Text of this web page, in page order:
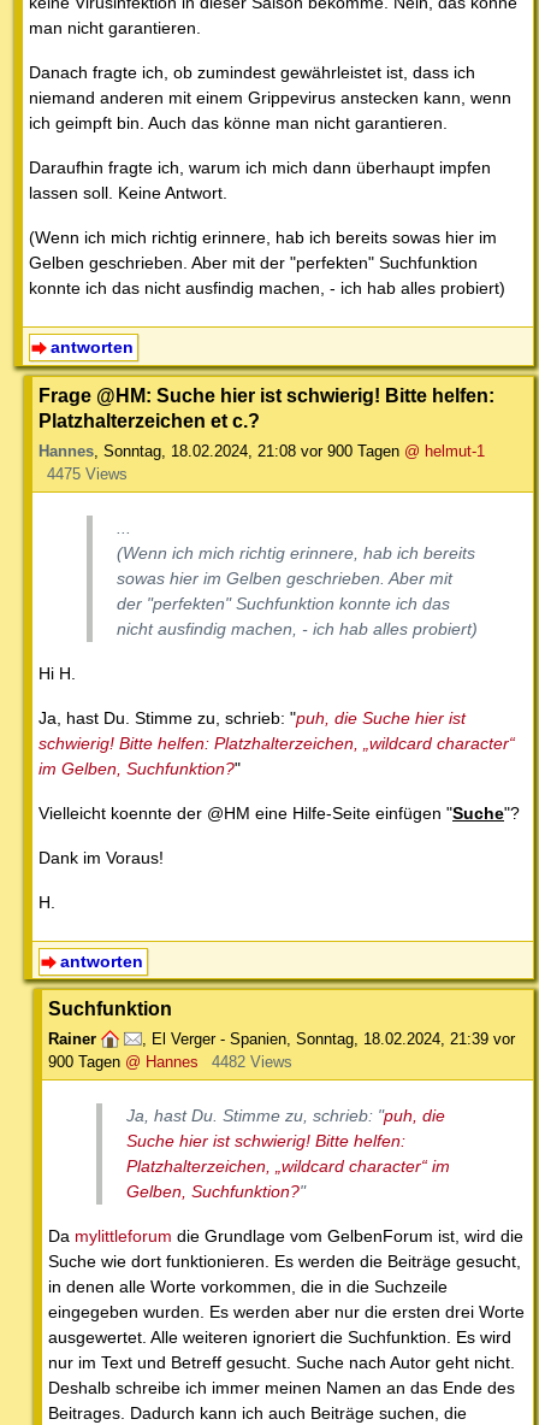
man nicht garantieren.
Danach fragte ich, ob zumindest gewährleistet ist, dass ich
niemand anderen mit einem Grippevirus anstecken kann, wenn
ich geimpft bin. Auch das könne man nicht garantieren.
Daraufhin fragte ich, warum ich mich dann überhaupt impfen
lassen soll. Keine Antwort.
(Wenn ich mich richtig erinnere, hab ich bereits sowas hier im
Gelben geschrieben. Aber mit der "perfekten" Suchfunktion
konnte ich das nicht ausfindig machen, - ich hab alles probiert)
antworten
Frage @HM: Suche hier ist schwierig! Bitte helfen:
Platzhalterzeichen et c.?
Hannes Sonntag, 18.02.2024, 21:08 vor 900 Tagen @ helmut-1
4475 Views
(Wenn ich mich richtig erinnere, hab ich bereits
sowas hier im Gelben geschrieben. Aber mit
der "perfekten" Suchfunktion konnte ich das
nicht ausfindig machen, - ich hab alles probiert)
Hi H.
Ja, hast Du. Stimme zu, schrieb: "puh, die Suche hier ist
schwierig! Bitte helfen: Platzhalterzeichen, „wildcard character“
im Gelben, Suchfunktion?"
Vielleicht koennte der @HM eine Hilfe-Seite einfügen "Suche"?
Dank im Voraus!
H.
antworten
Suchfunktion
Rainer , El Verger - Spanien, Sonntag, 18.02.2024, 21:39 vor
900 Tagen @ Hannes 4482 Views
Ja, hast Du. Stimme zu, schrieb: "puh, die
Suche hier ist schwierig! Bitte helfen:
Platzhalterzeichen, „wildcard character“ im
Gelben, Suchfunktion?"
Da mylittleforum die Grundlage vom GelbenForum ist, wird die
Suche wie dort funktionieren. Es werden die Beiträge gesucht,
in denen alle Worte vorkommen, die in die Suchzeile
eingegeben wurden. Es werden aber nur die ersten drei Worte
ausgewertet. Alle weiteren ignoriert die Suchfunktion. Es wird
nur im Text und Betreff gesucht. Suche nach Autor geht nicht.
Deshalb schreibe ich immer meinen Namen an das Ende des
Beitrages. Dadurch kann ich auch Beiträge suchen, die